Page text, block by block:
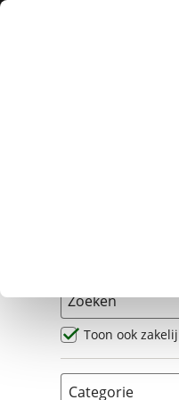
We hebben
Zoeken
Toon ook
Categorie